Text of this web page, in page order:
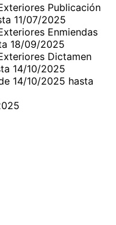
Publicación
11/07/2025
Enmiendas
18/09/2025
Dictamen
14/10/2025
14/10/2025 hasta